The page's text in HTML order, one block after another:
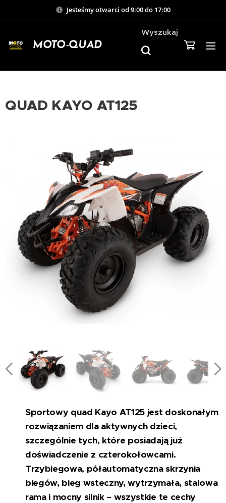
Jesteśmy otwarci od 9:00 do 17:00
MOTO-QUAD
Wyszukaj
QUAD KAYO AT125
Sportowy quad Kayo AT125 jest doskonałym
rozwiązaniem dla aktywnych dzieci,
szczególnie tych, które posiadają już
doświadczenie z czterokołowcami.
Trzybiegowa, półautomatyczna skrzynia
biegów, bieg wsteczny, wytrzymała, stalowa
rama i mocny silnik – wszystkie te cechy